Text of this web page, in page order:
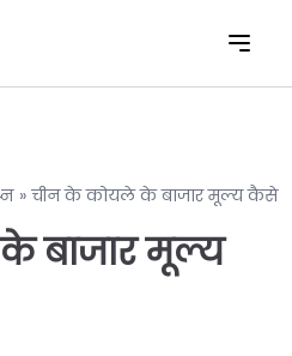
» चीन के कोयले के बाजार मूल्य कैसे
बाजार मूल्य